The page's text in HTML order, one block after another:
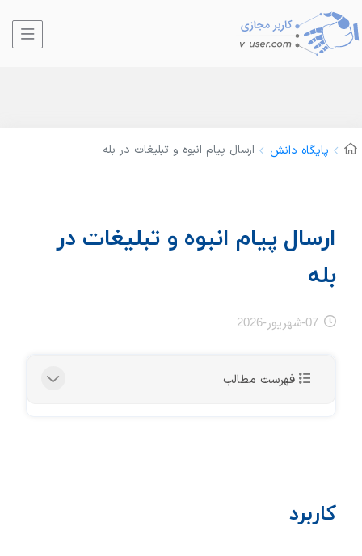
پایگاه دانش ارسال پیام انبوه و تبلیغات در بله
ارسال پیام انبوه و تبلیغات در
بله
07-شهریور-2026
فهرست مطالب
کاربرد